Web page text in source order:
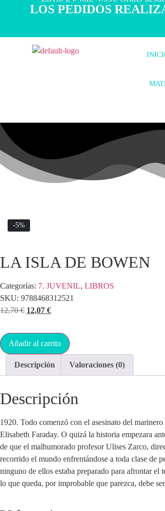
LOS PEDIDOS
-5%
LA ISLA DE BOWEN
Categorías: 7. JUVENIL, LIBROS
SKU: 9788468312521
12,70€ 12,07 €
Añadir al carrito
Descripción Valoraciones (0)
Descripción
1920. Todo comenzó con el asesinato del
Elisabeth Faraday. O quizá la historia empezara
de que el malhumorado profesor Ulises Zarco,
recorrido el mundo enfrentándose a toda clase de
ninguno de ellos estaba preparado para afrontar
lo que queda, por improbable que parezca, debe